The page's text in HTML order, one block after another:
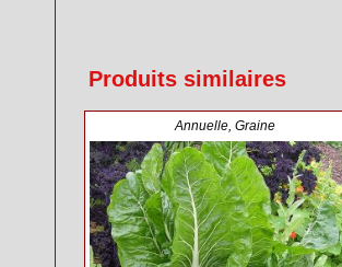
Produits similaires
Annuelle,Graine